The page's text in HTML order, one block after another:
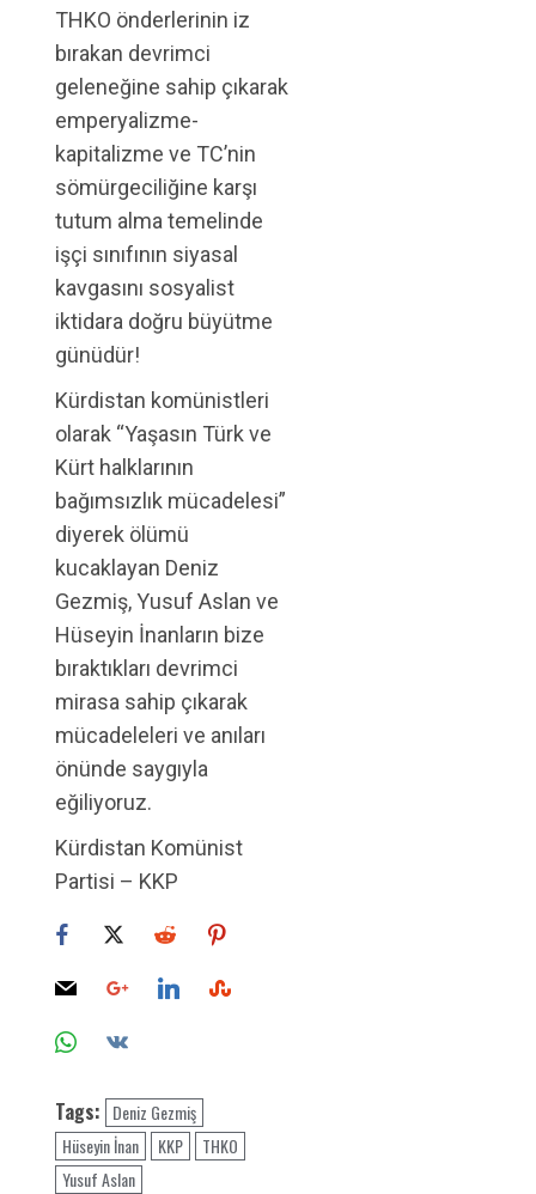
THKO önderlerinin iz
bırakan devrimci
geleneğine sahip çıkarak
emperyalizme-
kapitalizme ve TC’nin
sömürgeciliğine karşı
tutum alma temelinde
işçi sınıfının siyasal
kavgasını sosyalist
iktidara doğru büyütme
günüdür!
Kürdistan komünistleri
olarak “Yaşasın Türk ve
Kürt halklarının
bağımsızlık mücadelesi”
diyerek ölümü
kucaklayan Deniz
Gezmiş, Yusuf Aslan ve
Hüseyin İnanların bize
bıraktıkları devrimci
mirasa sahip çıkarak
mücadeleleri ve anıları
önünde saygıyla
eğiliyoruz.
Kürdistan Komünist
Partisi – KKP
Tags: Deniz Gezmiş
Hüseyin İnan
KKP
THKO
Yusuf Aslan